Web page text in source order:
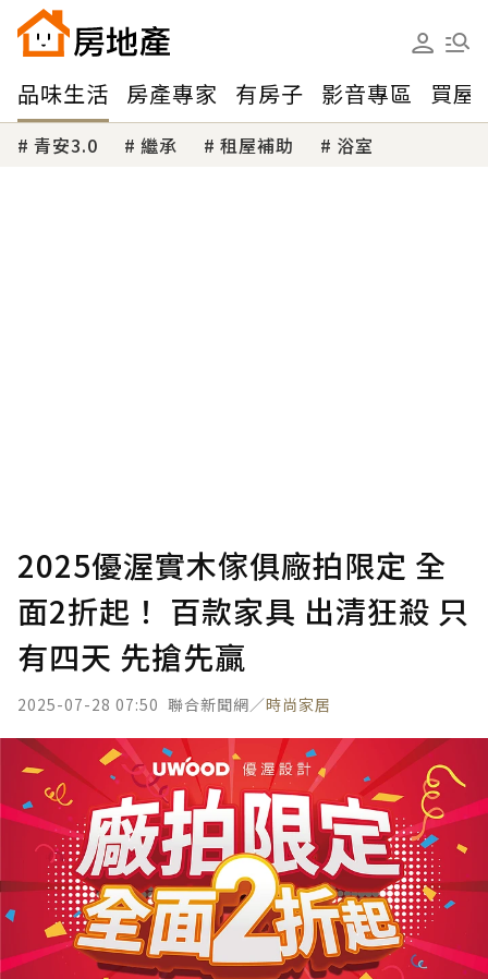
品味生活 房產專家 有房子 影音專區 買屋
青安3.0 繼承 租屋補助 浴室
2025優渥實木傢俱廠拍限定 全
面2折起！ 百款家具 出清狂殺 只
有四天 先搶先贏
2025-07-28 07:50 聯合新聞網／時尚家居